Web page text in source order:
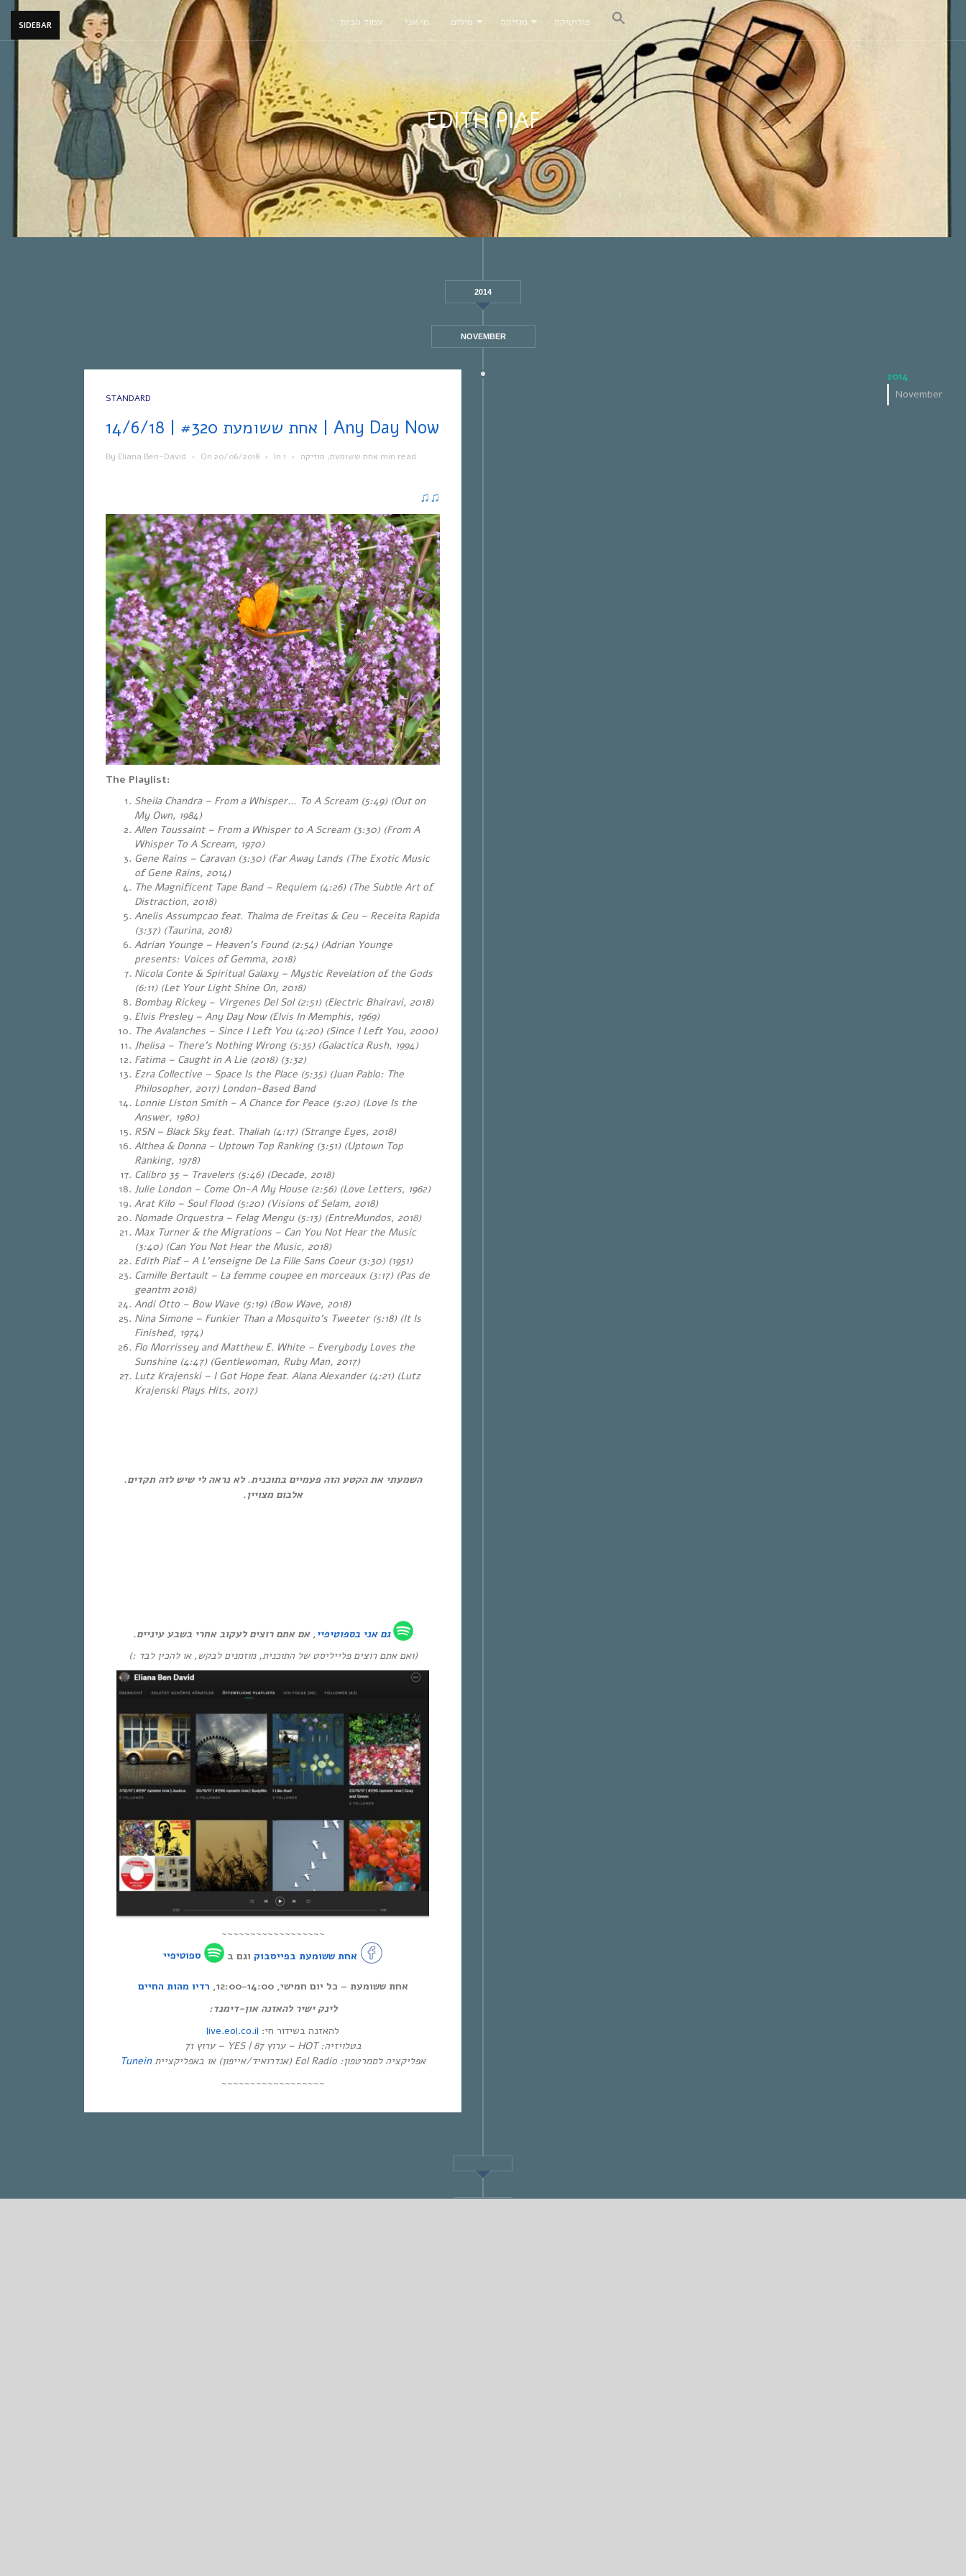
SIDEBAR עמוד הבית מי אני מילים מוזיקה פוליטיקה
EDITH PIAF
2014
NOVEMBER
2014
November
STANDARD
אחת ששומעת #320 | 14/6/18 | Any Day Now
By Eliana Ben-David • On 20/06/2018 • In אחת ששומעת, מוזיקה • 1 min read
♫
♫
The Playlist:
Sheila Chandra – From a Whisper… To A Scream (5:49) (Out on
My Own, 1984)
Allen Toussaint – From a Whisper to A Scream (3:30) (From A
Whisper To A Scream, 1970)
Gene Rains – Caravan (3:30) (Far Away Lands (The Exotic Music
of Gene Rains, 2014)
The Magnificent Tape Band – Requiem (4:26) (The Subtle Art of
Distraction, 2018)
Anelis Assumpcao feat. Thalma de Freitas & Ceu – Receita Rapida
(3:37) (Taurina, 2018)
Adrian Younge – Heaven’s Found (2:54) (Adrian Younge
presents: Voices of Gemma, 2018)
Nicola Conte & Spiritual Galaxy – Mystic Revelation of the Gods
(6:11) (Let Your Light Shine On, 2018)
Bombay Rickey – Virgenes Del Sol (2:51) (Electric Bhairavi, 2018)
Elvis Presley – Any Day Now (Elvis In Memphis, 1969)
The Avalanches – Since I Left You (4:20) (Since I Left You, 2000)
Jhelisa – There’s Nothing Wrong (5:35) (Galactica Rush, 1994)
Fatima – Caught in A Lie (2018) (3:32)
Ezra Collective – Space Is the Place (5:35) (Juan Pablo: The
Philosopher, 2017) London-Based Band
Lonnie Liston Smith – A Chance for Peace (5:20) (Love Is the
Answer, 1980)
RSN – Black Sky feat. Thaliah (4:17) (Strange Eyes, 2018)
Althea & Donna – Uptown Top Ranking (3:51) (Uptown Top
Ranking, 1978)
Calibro 35 – Travelers (5:46) (Decade, 2018)
Julie London – Come On-A My House (2:56) (Love Letters, 1962)
Arat Kilo – Soul Flood (5:20) (Visions of Selam, 2018)
Nomade Orquestra – Felag Mengu (5:13) (EntreMundos, 2018)
Max Turner & the Migrations – Can You Not Hear the Music
(3:40) (Can You Not Hear the Music, 2018)
Edith Piaf – A L’enseigne De La Fille Sans Coeur (3:30) (1951)
Camille Bertault – La femme coupee en morceaux (3:17) (Pas de
geantm 2018)
Andi Otto – Bow Wave (5:19) (Bow Wave, 2018)
Nina Simone – Funkier Than a Mosquito’s Tweeter (5:18) (It Is
Finished, 1974)
Flo Morrissey and Matthew E. White – Everybody Loves the
Sunshine (4:47) (Gentlewoman, Ruby Man, 2017)
Lutz Krajenski – I Got Hope feat. Alana Alexander (4:21) (Lutz
Krajenski Plays Hits, 2017)
השמעתי את הקטע הזה פעמיים בתוכנית. לא נראה לי שיש לזה תקדים.
אלבום מצויין.
גם אני בספוטיפיי, אם אתם רוצים לעקוב אחרי בשבע עיניים.
(ואם אתם רוצים פלייליסט של התוכנית, מוזמנים לבקש, או להכין לבד :)
~~~~~~~~~~~~~~~~~~
אחת ששומעת בפייסבוק וגם ב ספוטיפיי
אחת ששומעת – כל יום חמישי, 12:00-14:00,
רדיו מהות החיים
לינק ישיר להאזנה און-דימנד:
להאזנה בשידור חי: live.eol.co.il
בטלויזיה: HOT – ערוץ 87 | YES – ערוץ 71
אפליקציה לסמרטפון: Eol Radio (אנדרואיד/אייפון) או באפליקציית
Tunein
~~~~~~~~~~~~~~~~~~